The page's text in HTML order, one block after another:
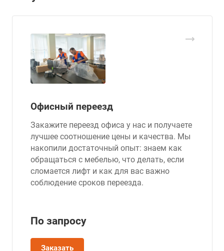
Офисный переезд
Закажите переезд офиса у нас и получаете
лучшее соотношение цены и качества. Мы
накопили достаточный опыт: знаем как
обращаться с мебелью, что делать, если
сломается лифт и как для вас важно
соблюдение сроков переезда.
По запросу
Заказать